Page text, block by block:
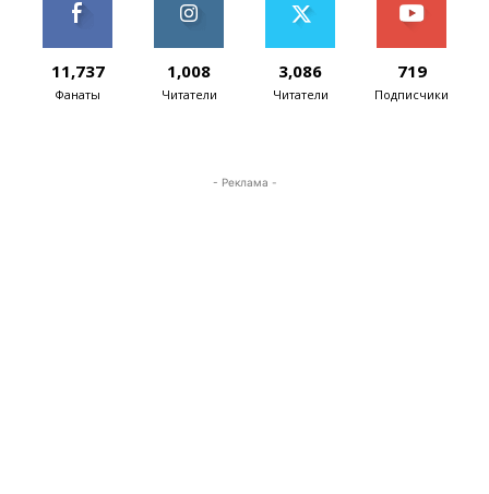
11,737
Фанаты
1,008
Читатели
3,086
Читатели
719
Подписчики
- Реклама -